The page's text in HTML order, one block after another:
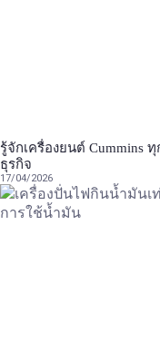
รู้จักเครื่องยนต์ Cummins
ธุรกิจ
17/04/2026